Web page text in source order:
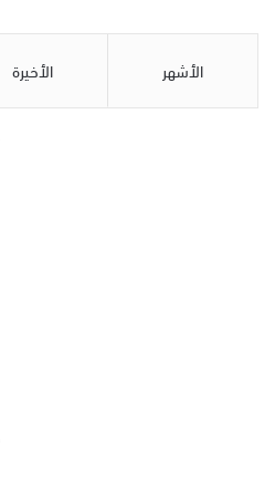
الأشهر الأخيرة